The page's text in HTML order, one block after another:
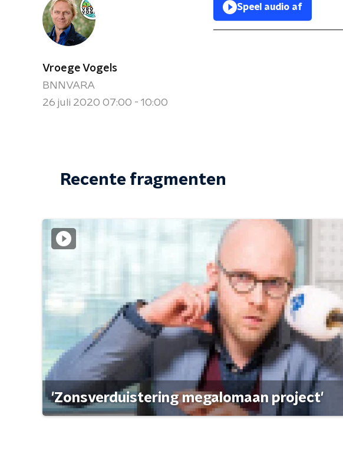
Vroege Vogels
BNNVARA
26 juli 2020 07:00 - 10:00
Speel audio af
Recente fragmenten
'Zonsverduistering megalomaan project'